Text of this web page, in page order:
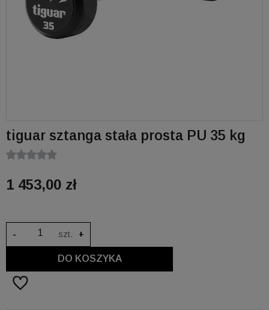
tiguar sztanga stała prosta PU 35 kg
1 453,00 zł
szt. +
-
DO KOSZYKA